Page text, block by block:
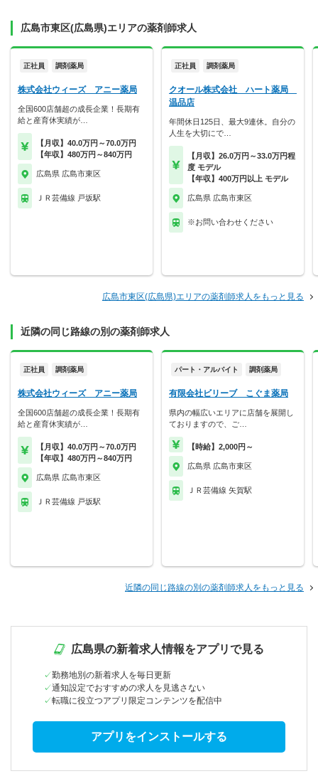
広島市東区(広島県)エリアの薬剤師求人
正社員 調剤薬局
株式会社ウィーズ アニー薬局
全国600店舗超の成長企業！長期有
給と産育休実績が…
【月収】40.0万円～70.0万円
【年収】480万円～840万円
広島県 広島市東区
ＪＲ芸備線 戸坂駅
正社員 調剤薬局
クオール株式会社 ハート薬局
温品店
年間休日125日、最大9連休。自分の
人生を大切にで…
【月収】26.0万円～33.0万円程
度 モデル
【年収】400万円以上 モデル
広島県 広島市東区
※お問い合わせください
広島市東区(広島県)エリアの薬剤師求人をもっと見る
近隣の同じ路線の別の薬剤師求人
正社員 調剤薬局
株式会社ウィーズ アニー薬局
全国600店舗超の成長企業！長期有
給と産育休実績が…
【月収】40.0万円～70.0万円
【年収】480万円～840万円
広島県 広島市東区
ＪＲ芸備線 戸坂駅
パート・アルバイト 調剤薬局
有限会社ビリーブ こぐま薬局
県内の幅広いエリアに店舗を展開し
ておりますので、ご…
【時給】2,000円～
広島県 広島市東区
ＪＲ芸備線 矢賀駅
近隣の同じ路線の別の薬剤師求人をもっと見る
広島県の新着求人情報をアプリで見る
勤務地別の新着求人を毎日更新
通知設定でおすすめの求人を見逃さない
転職に役立つアプリ限定コンテンツを配信中
アプリをインストールする